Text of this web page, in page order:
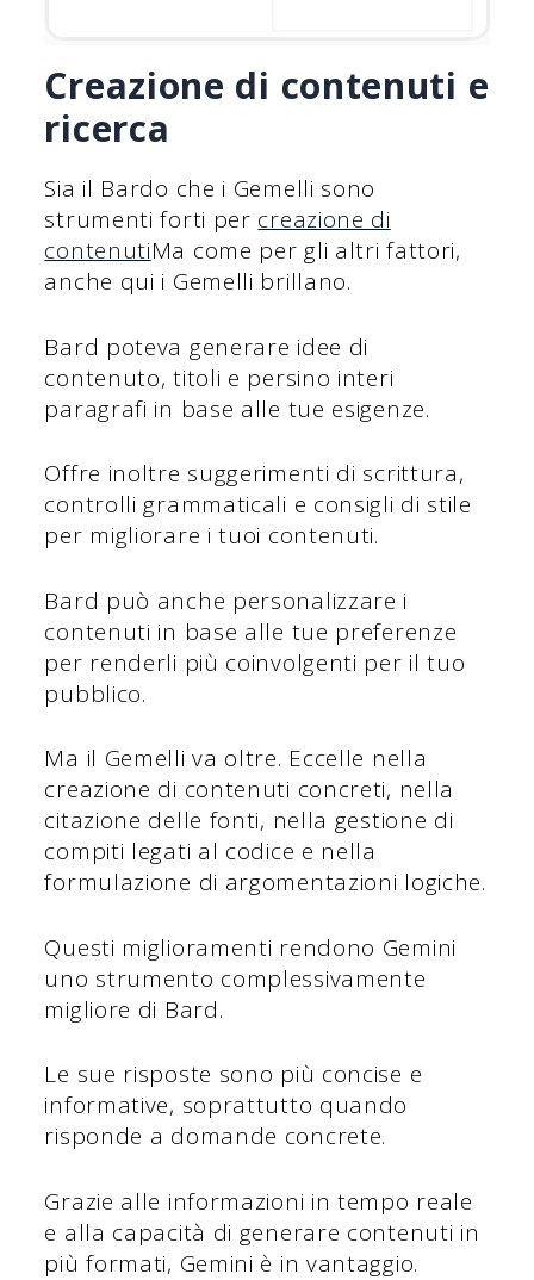
Creazione di contenuti e
ricerca
Sia il Bardo che i Gemelli sono
strumenti forti per creazione di
contenutiMa come per gli altri fattori,
anche qui i Gemelli brillano.
Bard poteva generare idee di
contenuto, titoli e persino interi
paragrafi in base alle tue esigenze.
Offre inoltre suggerimenti di scrittura,
controlli grammaticali e consigli di stile
per migliorare i tuoi contenuti.
Bard può anche personalizzare i
contenuti in base alle tue preferenze
per renderli più coinvolgenti per il tuo
pubblico.
Ma il Gemelli va oltre. Eccelle nella
creazione di contenuti concreti, nella
citazione delle fonti, nella gestione di
compiti legati al codice e nella
formulazione di argomentazioni logiche.
Questi miglioramenti rendono Gemini
uno strumento complessivamente
migliore di Bard.
Le sue risposte sono più concise e
informative, soprattutto quando
risponde a domande concrete.
Grazie alle informazioni in tempo reale
e alla capacità di generare contenuti in
più formati, Gemini è in vantaggio.